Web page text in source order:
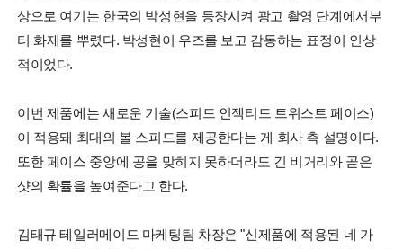
상으로 여기는 한국의 박성현을 등장시켜 광고 촬영 단계에서부
터 화제를 뿌렸다. 박성현이 우즈를 보고 감동하는 표정이 인상
적이었다.
이번 제품에는 새로운 기술(스피드 인젝티드 트위스트 페이스)
이 적용돼 최대의 볼 스피드를 제공한다는 게 회사 측 설명이다.
또한 페이스 중앙에 공을 맞히지 못하더라도 긴 비거리와 곧은
샷의 확률을 높여준다고 한다.
김태규 테일러메이드 마케팅팀 차장은 "신제품에 적용된 네 가